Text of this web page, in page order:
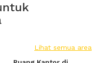
Lihat semua area